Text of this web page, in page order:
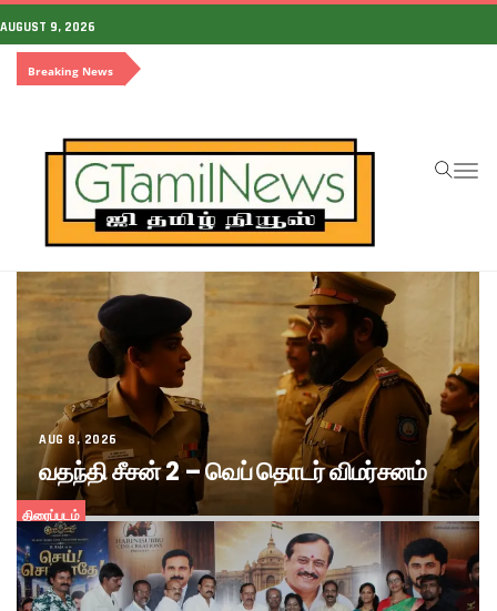
AUGUST 9, 2026
Breaking News
திரைப்படம்
AUG 8, 2026
வதந்தி சீசன் 2 – வெப் தொடர் விமர்சனம்